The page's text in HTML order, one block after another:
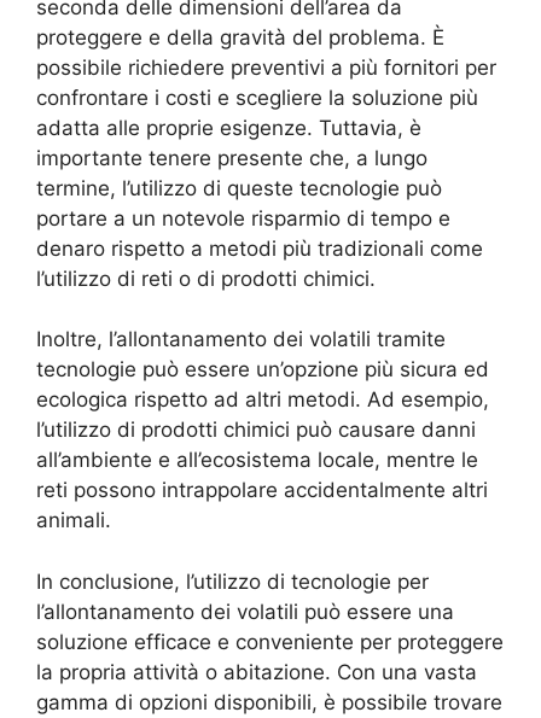
seconda delle dimensioni dell’area da
proteggere e della gravità del problema. È
possibile richiedere preventivi a più fornitori per
confrontare i costi e scegliere la soluzione più
adatta alle proprie esigenze. Tuttavia, è
importante tenere presente che, a lungo
termine, l’utilizzo di queste tecnologie può
portare a un notevole risparmio di tempo e
denaro rispetto a metodi più tradizionali come
l’utilizzo di reti o di prodotti chimici.
Inoltre, l’allontanamento dei volatili tramite
tecnologie può essere un’opzione più sicura ed
ecologica rispetto ad altri metodi. Ad esempio,
l’utilizzo di prodotti chimici può causare danni
all’ambiente e all’ecosistema locale, mentre le
reti possono intrappolare accidentalmente altri
animali.
In conclusione, l’utilizzo di tecnologie per
l’allontanamento dei volatili può essere una
soluzione efficace e conveniente per proteggere
la propria attività o abitazione. Con una vasta
gamma di opzioni disponibili, è possibile trovare